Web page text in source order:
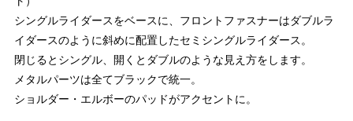
シングルライダースをベースに、フロントファスナーはダブルラ
イダースのように斜めに配置したセミシングルライダース。
閉じるとシングル、開くとダブルのような見え方をします。
メタルパーツは全てブラックで統一。
ショルダー・エルボーのパッドがアクセントに。